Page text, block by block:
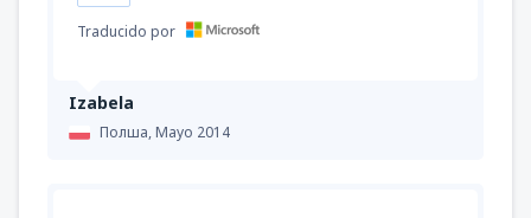
Izabela
Полша,Mayo 2014
Traducido por